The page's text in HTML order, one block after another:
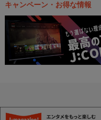
キャンペーン・お得な情報